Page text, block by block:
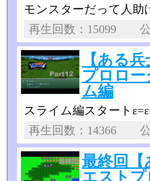
モンスターだって人助
再生回数：15099
【ある
プロロ
ム編
スライム編スタート
再生回数：14366
最終回【
エスト